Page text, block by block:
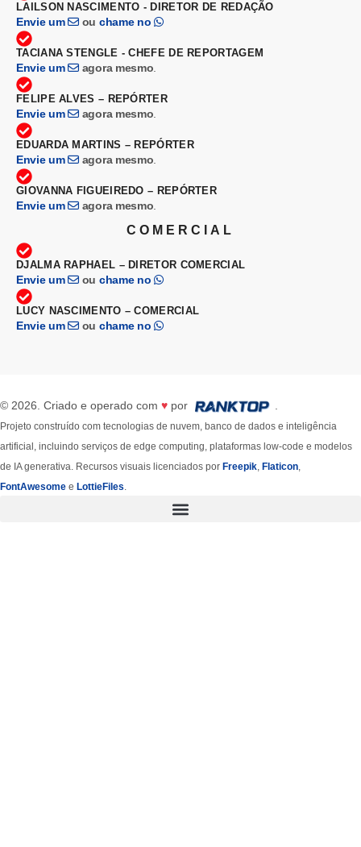
LAILSON NASCIMENTO - DIRETOR DE REDAÇÃO
Envie um ou chame no
TACIANA STENGLE - CHEFE DE REPORTAGEM
Envie um agora mesmo
FELIPE ALVES – REPÓRTER
Envie um agora mesmo
EDUARDA MARTINS – REPÓRTER
Envie um agora mesmo
GIOVANNA FIGUEIREDO – REPÓRTER
Envie um agora mesmo
COMERCIAL
DJALMA RAPHAEL – DIRETOR COMERCIAL
Envie um ou chame no
LUCY NASCIMENTO – COMERCIAL
Envie um ou chame no
© 2026. Criado e operado com ♥ por
Projeto construído com tecnologias de nuvem, banco de dados e inteligência
artificial, incluindo serviços de edge computing, plataformas low-code e modelos
de IA generativa. Recursos visuais licenciados por Freepik, Flaticon,
FontAwesome e LottieFiles.